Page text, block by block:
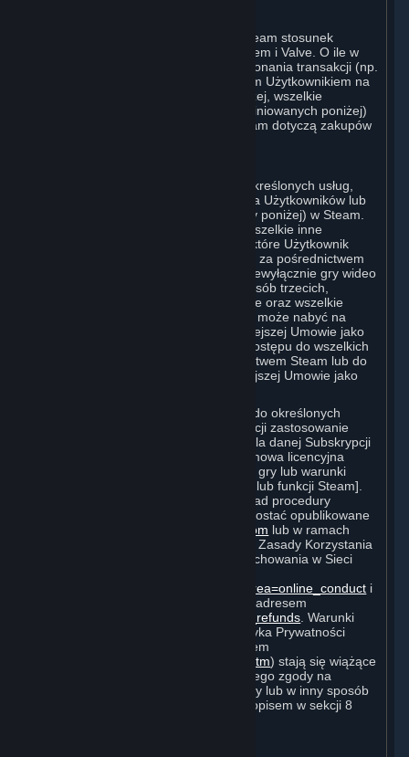
W przypadku wszelkich interakcji ze Steam stosunek
umowny istnieje pomiędzy Użytkownikiem i Valve. O ile w
niniejszej umowie lub w momencie dokonania transakcji (np.
w przypadku transakcji zawartej z innym Użytkownikiem na
Rynku Subskrypcji) nie wskazano inaczej, wszelkie
transakcje dotyczące Subskrypcji (zdefiniowanych poniżej)
dokonywane przez Użytkownika w Steam dotyczą zakupów
Użytkownik może uzyskać dostęp do określonych usług,
oprogramowania i treści dostępnych dla Użytkowników lub
zakupić określony Sprzęt (zdefiniowany poniżej) w Steam.
Oprogramowanie klienta Steam oraz wszelkie inne
oprogramowanie, treści i aktualizacje, które Użytkownik
pobiera lub do których uzyskuje dostęp za pośrednictwem
Steam, w tym w szczególności, choć niewyłącznie gry wideo
oraz zawarte w grach treści Valve lub osób trzecich,
związane ze Sprzętem oprogramowanie oraz wszelkie
wirtualne przedmioty, które Użytkownik może nabyć na
Rynku Subskrypcji, są określane w niniejszej Umowie jako
„Treści i Usługi”; prawa do uzyskania dostępu do wszelkich
Treści i Usług dostępnych za pośrednictwem Steam lub do
korzystania z nich są określane w niniejszej Umowie jako
Każda z Subskrypcji umożliwia dostęp do określonych
Treści i Usług. Dla niektórych Subskrypcji zastosowanie
mają dodatkowe warunki specyficzne dla danej Subskrypcji
[(„Warunki Subskrypcji”) na przykład umowa licencyjna
użytkownika końcowego dla konkretnej gry lub warunki
użytkowania dla konkretnego produktu lub funkcji Steam].
Ponadto dodatkowe warunki (na przykład procedury
dotyczące płatności i rozliczeń) mogą zostać opublikowane
http://www.steampowered.com lub w ramach
serwisu Steam („Zasady Korzystania”). Zasady Korzystania
obejmują Zasady Steam Dotyczące Zachowania w Sieci
http://steampowered.com/index.php?area=online_conduct i
Politykę Zwrotów Steam dostępną pod adresem
http://store.steampowered.com/steam_refunds . Warunki
Subskrypcji, Zasady Korzystania i Polityka Prywatności
Valve (którą można znaleźć pod adresem
http://www.valvesoftware.com/privacy.htm) stają się wiążące
dla Użytkownika po wyrażeniu przez niego zgody na
obowiązywanie ich lub niniejszej Umowy lub w inny sposób
stają się dla niego wiążące, zgodnie z opisem w sekcji 8